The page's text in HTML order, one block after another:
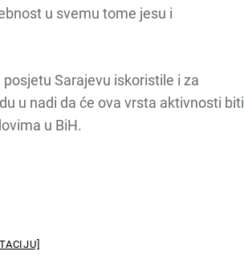
u svemu tome jesu i
Sarajevu iskoristile i za
u nadi da će ova vrsta aktivnosti biti
u BiH.